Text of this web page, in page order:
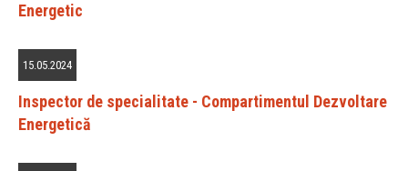
Energetic
15.05.2024
Inspector de specialitate - Compartimentul Dezvoltare
Energetică